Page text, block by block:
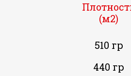
(м2)
510 гр
440 гр